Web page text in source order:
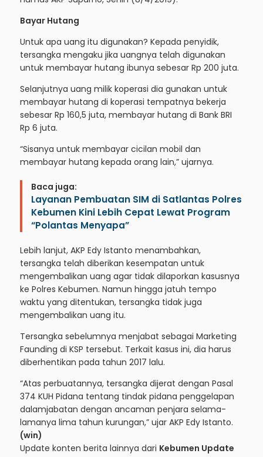
Bayar Hutang
Untuk apa uang itu digunakan? Kepada penyidik,
tersangka mengaku jika uangnya telah digunakan
untuk membayar hutang ibunya sebesar Rp 200 juta.
Selanjutnya uang milik koperasi dia gunakan untuk
membayar hutang di koperasi tempatnya bekerja
sebesar Rp 160,5 juta, membayar hutang di Bank BRI
Rp 6 juta.
“Sisanya untuk membayar cicilan mobil dan
membayar hutang kepada orang lain,” ujarnya.
Baca juga:
Layanan Pembuatan SIM di Satlantas Polres
Kebumen Kini Lebih Cepat Lewat Program
“Polantas Menyapa”
Lebih lanjut, AKP Edy Istanto menambahkan,
tersangka telah diberikan kesempatan untuk
mengembalikan uang agar tidak dilaporkan kasusnya
ke Polres Kebumen. Namun hingga jatuh tempo
waktu yang ditentukan, tersangka tidak juga
mengembalikan uang itu.
Tersangka sebelumnya menjabat sebagai Marketing
Faunding di KSP tersebut. Terkait kasus ini, dia harus
diberhentikan pada tahun 2017 lalu.
“Atas perbuatannya, tersangka dijerat dengan Pasal
374 KUH Pidana tentang tindak pidana penggelapan
dalamjabatan dengan ancaman penjara selama-
lamanya lima tahun kurungan,” ujar AKP Edy Istanto.
(win)
Update konten berita lainnya dari Kebumen Update